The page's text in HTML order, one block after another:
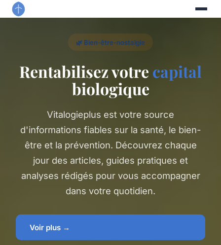
🌿 Bien-être-nostalgie
Rentabilisez votre capital
biologique
Vitalogieplus est votre source
d'informations fiables sur la santé, le bien-
être et la prévention. Découvrez chaque
jour des articles, guides pratiques et
analyses rédigés pour vous accompagner
dans votre quotidien.
Voir plus →